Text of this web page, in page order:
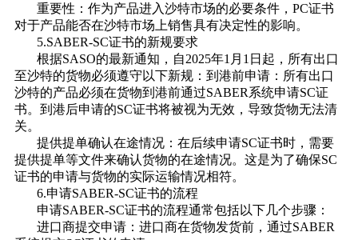
重要性：作为产品进入沙特市场的必要条件，PC证书
对于产品能否在沙特市场上销售具有决定性的影响。
5.SABER-SC证书的新规要求
根据SASO的最新通知，自2025年1月1日起，所有出口
至沙特的货物必须遵守以下新规：到港前申请：所有出口
沙特的产品必须在货物到港前通过SABER系统申请SC证
书。到港后申请的SC证书将被视为无效，导致货物无法清
关。
提供提单确认在途情况：在后续申请SC证书时，需要
提供提单等文件来确认货物的在途情况。这是为了确保SC
证书的申请与货物的实际运输情况相符。
6.申请SABER-SC证书的流程
申请SABER-SC证书的流程通常包括以下几个步骤：
进口商提交申请：进口商在货物发货前，通过SABER